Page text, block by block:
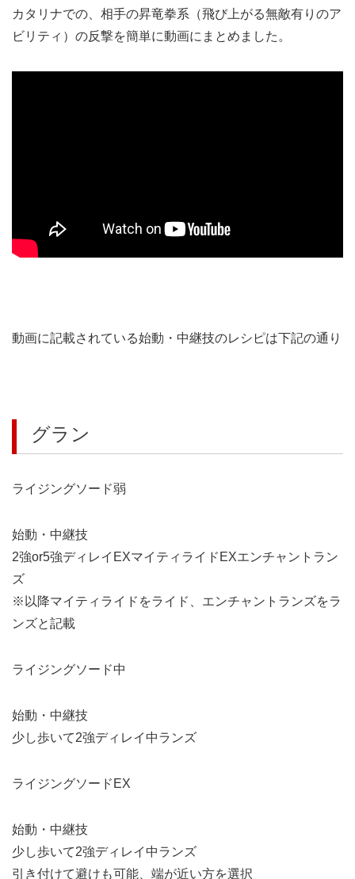
カタリナでの、相手の昇竜拳系（飛び上がる無敵有りのア
ビリティ）の反撃を簡単に動画にまとめました。
動画に記載されている始動・中継技のレシピは下記の通り
グラン
ライジングソード弱
始動・中継技
2強or5強ディレイEXマイティライドEXエンチャントラン
ズ
※以降マイティライドをライド、エンチャントランズをラ
ンズと記載
ライジングソード中
始動・中継技
少し歩いて2強ディレイ中ランズ
ライジングソードEX
始動・中継技
少し歩いて2強ディレイ中ランズ
引き付けて避けも可能、端が近い方を選択